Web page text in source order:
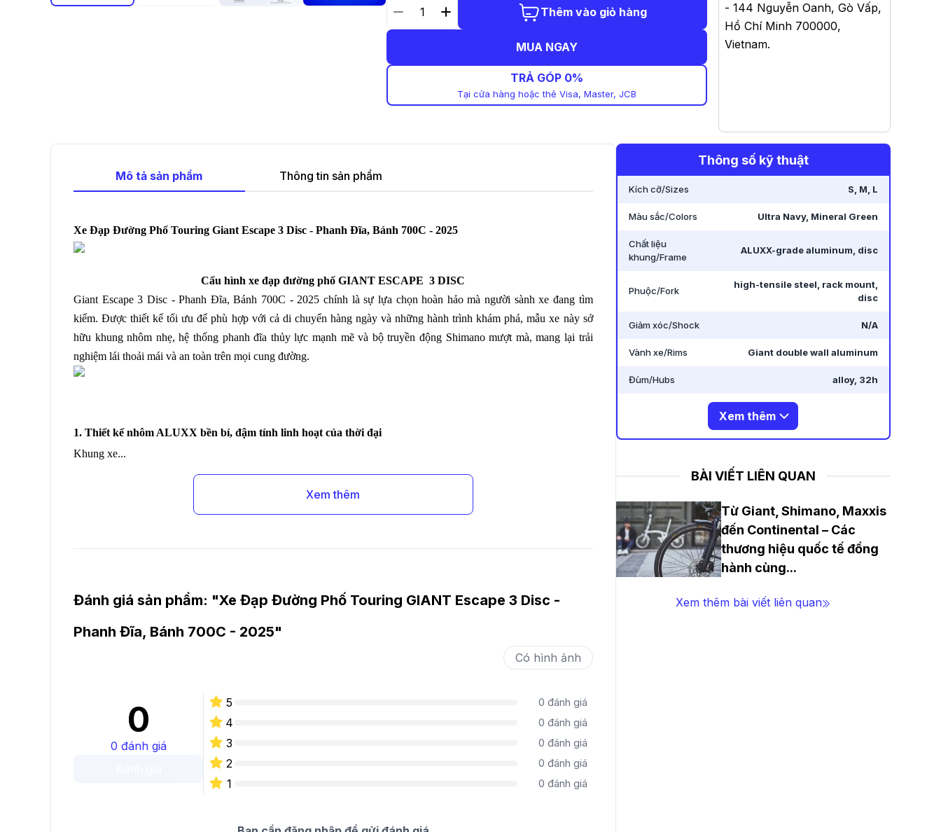
Thêm vào giỏ hàng
MUA NGAY
TRẢ GÓP 0%
Tại cửa hàng hoặc thẻ Visa, Master, JCB
- 144 Nguyễn Oanh, Gò Vấp,
Hồ Chí Minh 700000,
Vietnam.
Mô tả sản phẩm Thông tin sản phẩm
Xe Đạp Đường Phố Touring Giant Escape 3 Disc - Phanh Đĩa, Bánh 700C - 2025
Cấu hình xe đạp đường phố GIANT ESCAPE 3 DISC
Giant Escape 3 Disc - Phanh Đĩa, Bánh 700C - 2025 chính là sự lựa chọn hoàn hảo mà người sành xe đang tìm
kiếm. Được thiết kế tối ưu để phù hợp với cả di chuyển hàng ngày và những hành trình khám phá, mẫu xe này sở
hữu khung nhôm nhẹ, hệ thống phanh đĩa thủy lực mạnh mẽ và bộ truyền động Shimano mượt mà, mang lại trải
nghiệm lái thoải mái và an toàn trên mọi cung đường.
1. Thiết kế nhôm ALUXX bền bỉ, đậm tính linh hoạt của thời đại
Khung xe...
Xem thêm
Đánh giá sản phẩm: "Xe Đạp Đường Phố Touring GIANT Escape 3 Disc -
Phanh Đĩa, Bánh 700C - 2025"
Có hình ảnh
0
0 đánh giá
5 0 đánh giá
4 0 đánh giá
3 0 đánh giá
2 0 đánh giá
1 0 đánh giá
Thông số kỹ thuật
Kích cỡ/Sizes S, M, L
Màu sắc/Colors Ultra Navy, Mineral Green
Chất liệu
khung/Frame
ALUXX-grade aluminum, disc
Phuộc/Fork
high-tensile steel, rack mount,
disc
Giảm xóc/Shock N/A
Vành xe/Rims Giant double wall aluminum
Đùm/Hubs alloy, 32h
Xem thêm
BÀI VIẾT LIÊN QUAN
Từ Giant, Shimano, Maxxis
đến Continental – Các
thương hiệu quốc tế đồng
hành cùng...
Xem thêm bài viết liên quan